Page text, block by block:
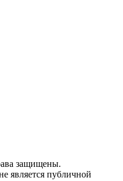
защищены.
является публичной